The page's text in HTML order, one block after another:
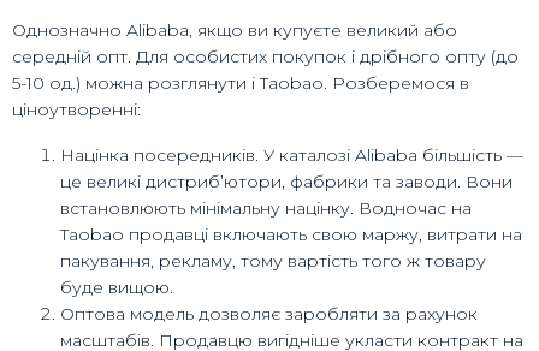
Однозначно Alibaba, якщо ви купуєте великий або
середній опт. Для особистих покупок і дрібного опту (до
5-10 од.) можна розглянути і Taobao. Розберемося в
ціноутворенні:
Націнка посередників. У каталозі Alibaba більшість —
це великі дистриб’ютори, фабрики та заводи. Вони
встановлюють мінімальну націнку. Водночас на
Taobao продавці включають свою маржу, витрати на
пакування, рекламу, тому вартість того ж товару
буде вищою.
Оптова модель дозволяє заробляти за рахунок
масштабів. Продавцю вигідніше укласти контракт на